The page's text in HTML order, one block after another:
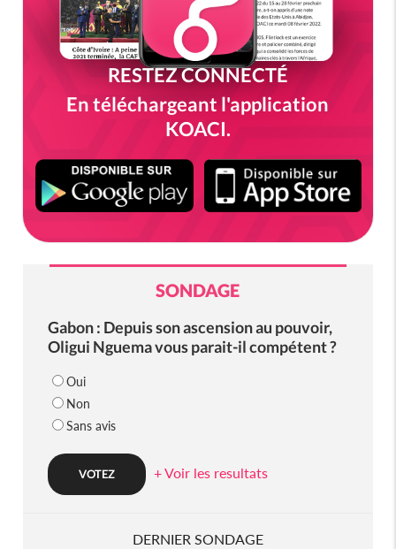
RESTEZ CONNECTÉ
En téléchargeant l'application
KOACI.
SONDAGE
Gabon : Depuis son ascension au pouvoir,
Oligui Nguema vous parait-il compétent ?
Oui
Non
Sans avis
+ Voir les resultats
DERNIER SONDAGE